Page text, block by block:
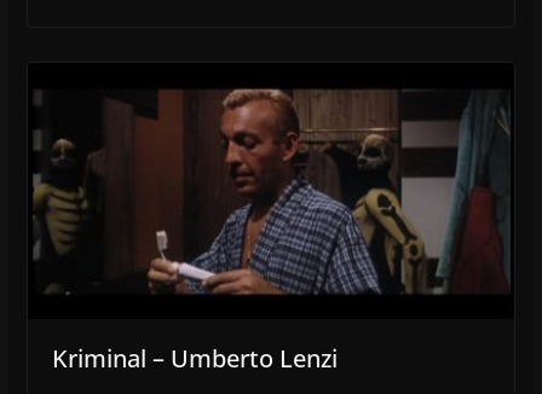
Kriminal – Umberto Lenzi